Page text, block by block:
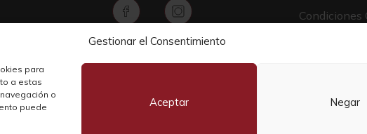
Gestionar el Consentimiento
para
a estas
o
puede
Aceptar Negar
Condiciones